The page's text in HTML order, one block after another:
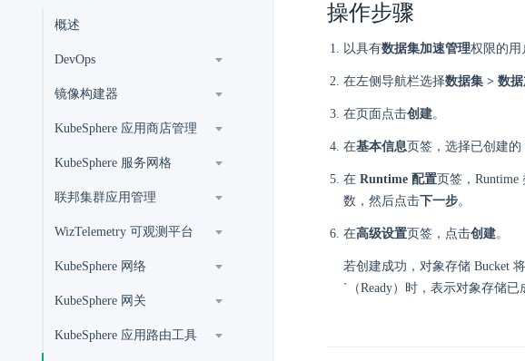
概述
DevOps
镜像构建器
KubeSphere 应用商店管理
KubeSphere 服务网格
联邦集群应用管理
WizTelemetry 可观测平台
KubeSphere 网络
KubeSphere 网关
KubeSphere 应用路由工具
操作步骤
以具有数据集加速管理权限的用
在左侧导航栏选择数据集 > 数
在页面点击创建。
在基本信息页签，选择已创建
在 Runtime 配置页签，Runtime
数，然后点击下一步。
在高级设置页签，点击创建。
若创建成功，对象存储 Bucket
`（Ready）时，表示对象存储